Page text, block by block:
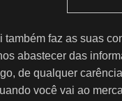
também faz as suas
abastecer das
de qualquer
você vai ao